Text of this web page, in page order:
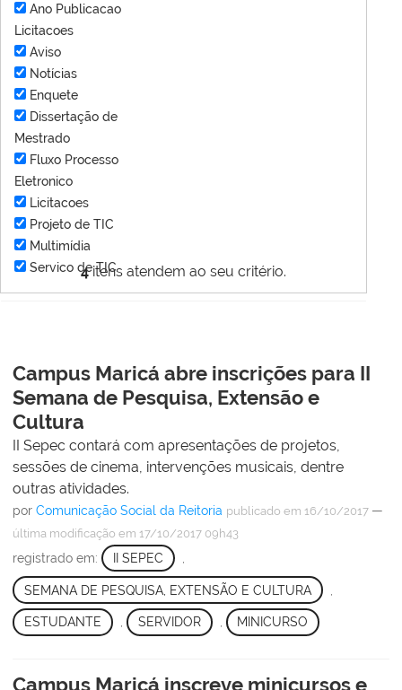
4itens atendem ao seu critério.
Ano Publicacao
Licitacoes
Aviso
Notícias
Enquete
Dissertação de
Mestrado
Fluxo Processo
Eletronico
Licitacoes
Projeto de TIC
Multimídia
Servico de TIC
Campus Maricá abre inscrições para II
Semana de Pesquisa, Extensão e
Cultura
II Sepec contará com apresentações de projetos,
sessões de cinema, intervenções musicais, dentre
outras atividades.
por Comunicação Social da Reitoria publicado em 16/10/2017 —
última modificação em 17/10/2017 09h43
registrado em: II SEPEC
SEMANA DE PESQUISA, EXTENSÃO E CULTURA
ESTUDANTE , SERVIDOR , MINICURSO
Campus Maricá inscreve minicursos e